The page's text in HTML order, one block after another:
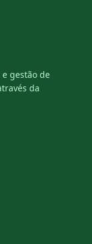
gestão de
da